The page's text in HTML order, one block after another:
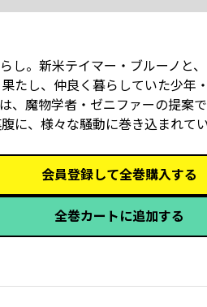
。新米テイマー・ブルーノと
し、仲良く暮らしていた少年
、魔物学者・ゼニファーの提案
に、様々な騒動に巻き込まれて
会員登録して全巻購入する
全巻カートに追加する